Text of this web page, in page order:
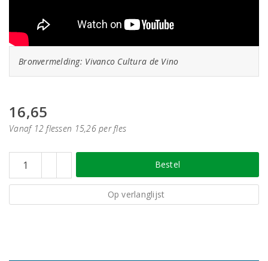
Bronvermelding: Vivanco Cultura de Vino
16,65
Vanaf 12 flessen 15,26 per fles
Bestel
Op verlanglijst